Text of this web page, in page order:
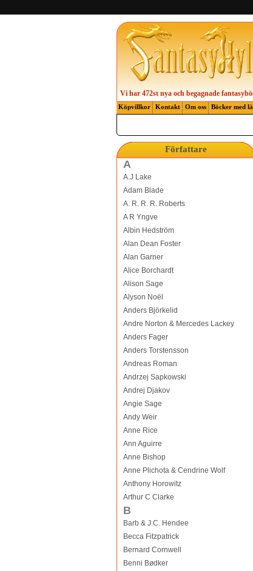
Vi har 472st nya och begagnade
Köpvillkor Kontakt Om oss Böcker med
Författare
A
A.J Lake
Adam Blade
A. R. R. R. Roberts
A R Yngve
Albin Hedström
Alan Dean Foster
Alan Garner
Alice Borchardt
Alison Sage
Alyson Noël
Anders Björkelid
Andre Norton & Mercedes Lackey
Anders Fager
Anders Torstensson
Andreas Roman
Andrzej Sapkowski
Andrej Djakov
Angie Sage
Andy Weir
Anne Rice
Ann Aguirre
Anne Bishop
Anne Plichota & Cendrine Wolf
Anthony Horowitz
Arthur C Clarke
B
Barb & J.C. Hendee
Becca Fitzpatrick
Bernard Cornwell
Benni Bødker